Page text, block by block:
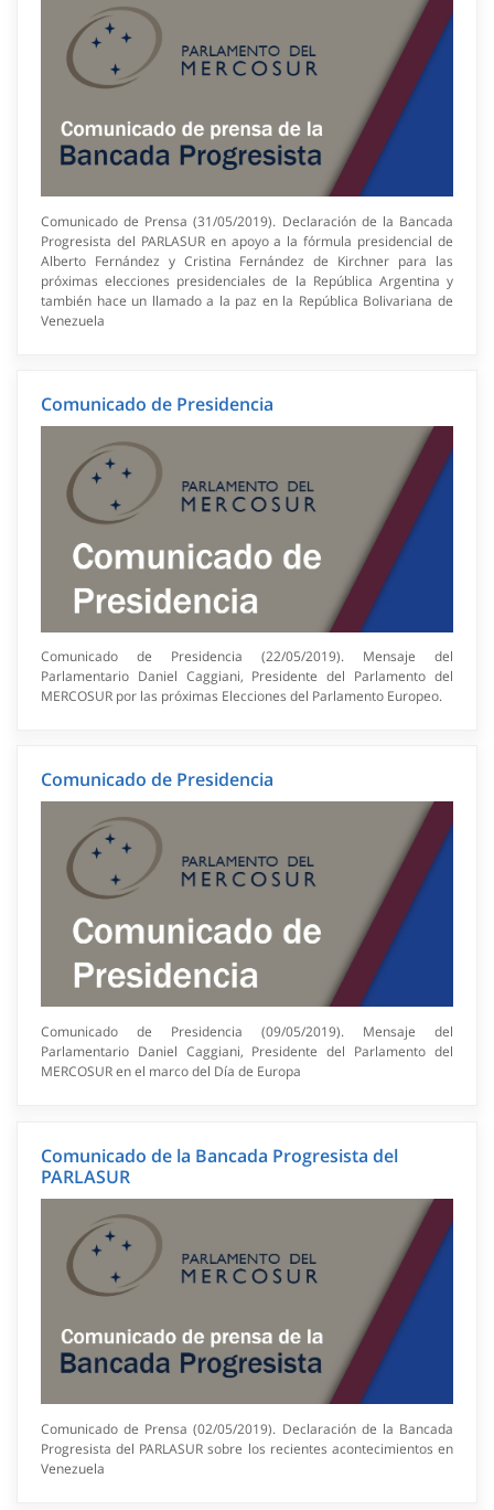
Comunicado de Prensa (31/05/2019). Declaración de la Bancada
Progresista del PARLASUR en apoyo a la fórmula presidencial de
Alberto Fernández y Cristina Fernández de Kirchner para las
próximas elecciones presidenciales de la República Argentina y
también hace un llamado a la paz en la República Bolivariana de
Venezuela
Comunicado de Presidencia
Comunicado de Presidencia (22/05/2019). Mensaje del
Parlamentario Daniel Caggiani, Presidente del Parlamento del
MERCOSUR por las próximas Elecciones del Parlamento Europeo.
Comunicado de Presidencia
Comunicado de Presidencia (09/05/2019). Mensaje del
Parlamentario Daniel Caggiani, Presidente del Parlamento del
MERCOSUR en el marco del Día de Europa
Comunicado de la Bancada Progresista del
PARLASUR
Comunicado de Prensa (02/05/2019). Declaración de la Bancada
Progresista del PARLASUR sobre los recientes acontecimientos en
Venezuela